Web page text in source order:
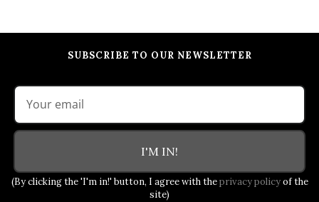
SUBSCRIBE TO OUR NEWSLETTER
I'M IN!
(By clicking the 'I'm in!' button, I agree with theprivacy policyof the
site)